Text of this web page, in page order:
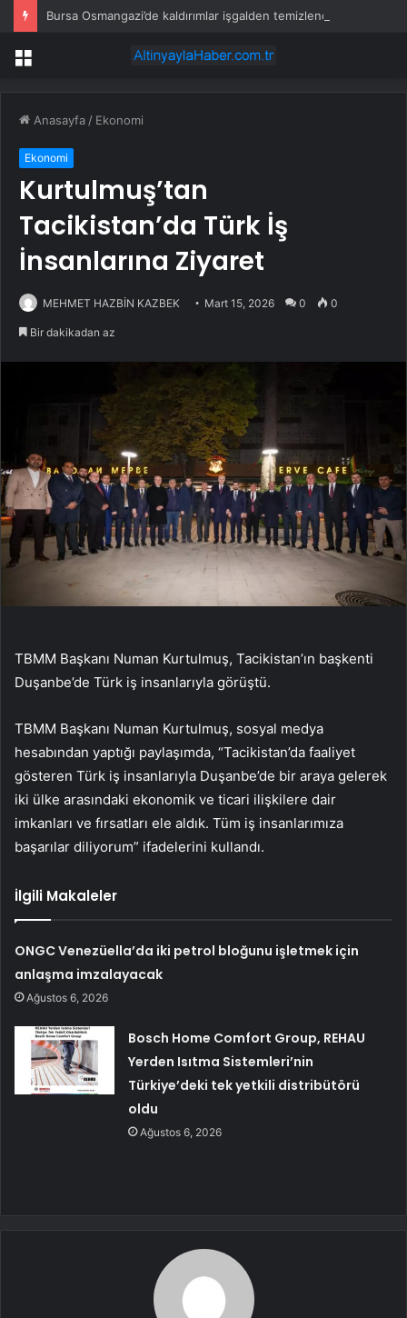
Bursa Osmangazi’de kaldırımlar işgalden temizlendi
Menü
Anasayfa / Ekonomi
Ekonomi
Kurtulmuş’tan
Tacikistan’da Türk İş
İnsanlarına Ziyaret
MEHMET HAZBİN KAZBEK Mart 15, 2026 0 0
Bir dakikadan az
TBMM Başkanı Numan Kurtulmuş, Tacikistan’ın başkenti
Duşanbe’de Türk iş insanlarıyla görüştü.
TBMM Başkanı Numan Kurtulmuş, sosyal medya
hesabından yaptığı paylaşımda, “Tacikistan’da faaliyet
gösteren Türk iş insanlarıyla Duşanbe’de bir araya gelerek
iki ülke arasındaki ekonomik ve ticari ilişkilere dair
imkanları ve fırsatları ele aldık. Tüm iş insanlarımıza
başarılar diliyorum” ifadelerini kullandı.
İlgili Makaleler
ONGC Venezüella’da iki petrol bloğunu işletmek için
anlaşma imzalayacak
Ağustos 6, 2026
Bosch Home Comfort Group, REHAU
Yerden Isıtma Sistemleri’nin
Türkiye’deki tek yetkili distribütörü
oldu
Ağustos 6, 2026